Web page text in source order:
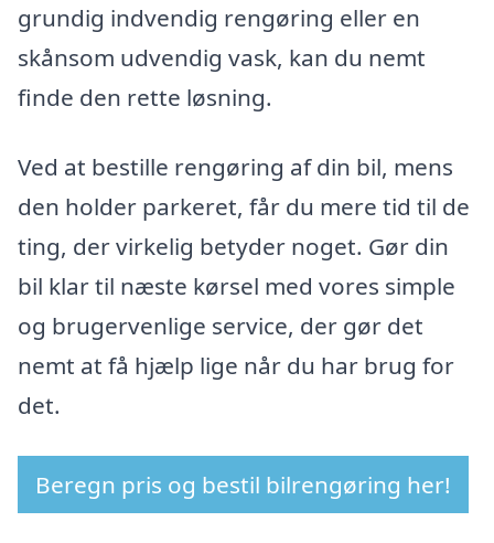
grundig indvendig rengøring eller en
skånsom udvendig vask, kan du nemt
finde den rette løsning.
Ved at bestille rengøring af din bil, mens
den holder parkeret, får du mere tid til de
ting, der virkelig betyder noget. Gør din
bil klar til næste kørsel med vores simple
og brugervenlige service, der gør det
nemt at få hjælp lige når du har brug for
det.
Beregn pris og bestil bilrengøring her!